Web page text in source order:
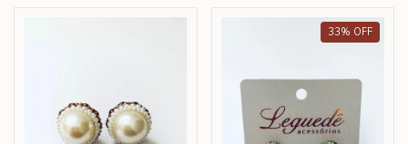
33% OFF